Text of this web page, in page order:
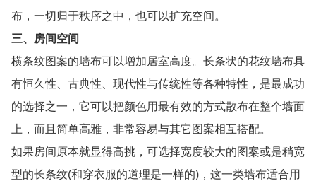
布，一切归于秩序之中，也可以扩充空间。
三、房间空间
横条纹图案的墙布可以增加居室高度。长条状的花纹墙布具
有恒久性、古典性、现代性与传统性等各种特性，是最成功
的选择之一，它可以把颜色用最有效的方式散布在整个墙面
上，而且简单高雅，非常容易与其它图案相互搭配。
如果房间原本就显得高挑，可选择宽度较大的图案或是稍宽
型的长条纹(和穿衣服的道理是一样的)，这一类墙布适合用